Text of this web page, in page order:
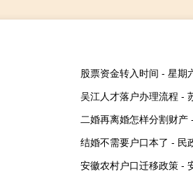
股票资金转入时间 - 星期
吴江人才落户办理流程 -
二婚再离婚怎样分割财
结婚不需要户口本了 - 民
安徽农村户口迁移政策 -